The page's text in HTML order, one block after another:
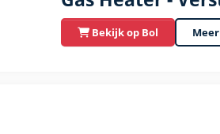
Bekijk op Bol